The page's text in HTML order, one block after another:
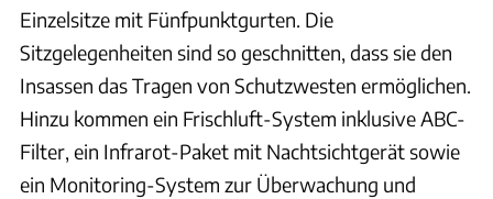
Einzelsitze mit Fünfpunktgurten. Die
Sitzgelegenheiten sind so geschnitten, dass sie den
Insassen das Tragen von Schutzwesten ermöglichen.
Hinzu kommen ein Frischluft-System inklusive ABC-
Filter, ein Infrarot-Paket mit Nachtsichtgerät sowie
ein Monitoring-System zur Überwachung und